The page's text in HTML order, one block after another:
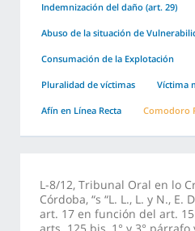
Indemnización del daño (art. 29)
Abuso de la situación de
Consumación de la Explotación
Pluralidad de víctimas Víctima
Afín en Línea Recta Comodoro
L-8/12, Tribunal Oral en lo
Córdoba, “s “L. L., L. y N., E.
art. 17 en función del art.